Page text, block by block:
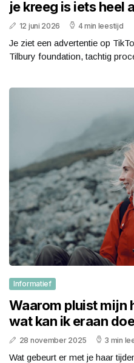
je kreeg is iets heel
12 juni 2026 4 min leestijd
Je ziet een advertentie op
Tilbury foundation, tachtig
Informatief
Waarom pluist mijn
wat kan ik eraan
28 november 2025 3 min
Wat gebeurt er met je haar